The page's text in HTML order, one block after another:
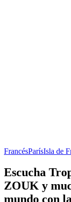
FrancésParísIsla de
Escucha
ZOUK y
mundo con